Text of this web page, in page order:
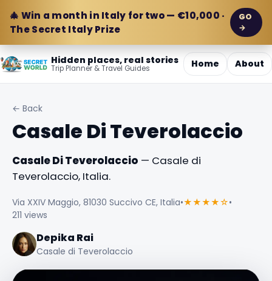
🎄 Win a month in Italy for two — €10,000 ·
The Secret Italy Prize
GO
→
Hidden places, real stories
Trip Planner & Travel Guides Home About
← Back
Casale Di Teverolaccio
Casale Di Teverolaccio — Casale di
Teverolaccio, Italia.
Via XXIV Maggio, 81030 Succivo CE, Italia•★★★★☆•
211 views
Depika Rai
Casale di Teverolaccio